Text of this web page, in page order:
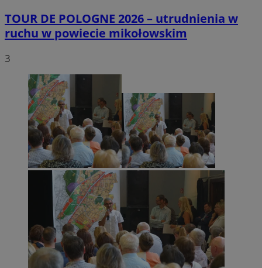
TOUR DE POLOGNE 2026 – utrudnienia w
ruchu w powiecie mikołowskim
3